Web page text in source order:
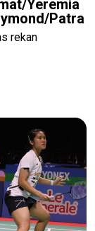
Yeremia
Patra
rekan